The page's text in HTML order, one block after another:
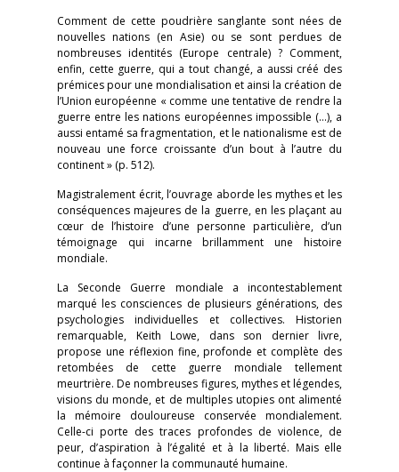
Comment de cette poudrière sanglante sont nées de
nouvelles nations (en Asie) ou se sont perdues de
nombreuses identités (Europe centrale) ? Comment,
enfin, cette guerre, qui a tout changé, a aussi créé des
prémices pour une mondialisation et ainsi la création de
l’Union européenne « comme une tentative de rendre la
guerre entre les nations européennes impossible (…), a
aussi entamé sa fragmentation, et le nationalisme est de
nouveau une force croissante d’un bout à l’autre du
continent » (p. 512).
Magistralement écrit, l’ouvrage aborde les mythes et les
conséquences majeures de la guerre, en les plaçant au
cœur de l’histoire d’une personne particulière, d’un
témoignage qui incarne brillamment une histoire
mondiale.
La Seconde Guerre mondiale a incontestablement
marqué les consciences de plusieurs générations, des
psychologies individuelles et collectives. Historien
remarquable, Keith Lowe, dans son dernier livre,
propose une réflexion fine, profonde et complète des
retombées de cette guerre mondiale tellement
meurtrière. De nombreuses figures, mythes et légendes,
visions du monde, et de multiples utopies ont alimenté
la mémoire douloureuse conservée mondialement.
Celle-ci porte des traces profondes de violence, de
peur, d’aspiration à l’égalité et à la liberté. Mais elle
continue à façonner la communauté humaine.